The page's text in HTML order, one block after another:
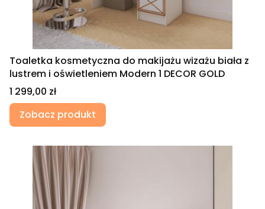
Toaletka kosmetyczna do makijażu wizażu biała z
lustrem i oświetleniem Modern 1 DECOR GOLD
Cena
1 299,00 zł
Zobacz produkt